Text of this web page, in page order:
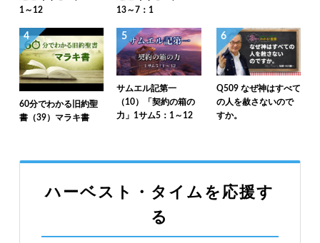
1～12
13～7：1
4
60分でわかる旧約聖
書（39）マラキ書
5
サムエル記第一
（10）「契約の箱の
力」1サム5：1～12
6
Q509 なぜ神はすべて
の人を赦さないので
すか。
ハーベスト・タイムを応援す
る